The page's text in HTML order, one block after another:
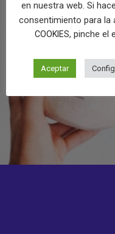
en nuestra web. Si
consentimiento para la
COOKIES, pinche el
Aceptar